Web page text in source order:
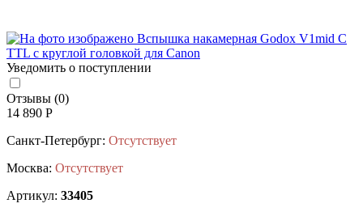
Уведомить о поступлении
Отзывы (0)
14 890 Р
Санкт-Петербург: Отсутствует
Москва: Отсутствует
Артикул: 33405